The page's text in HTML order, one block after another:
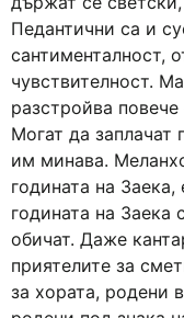
Педантични са и
сантименталност,
чувствителност.
разстройва
Могат да заплачат
им минава.
годината на
годината на Заека
обичат. Даже
приятелите за
за хората, родени